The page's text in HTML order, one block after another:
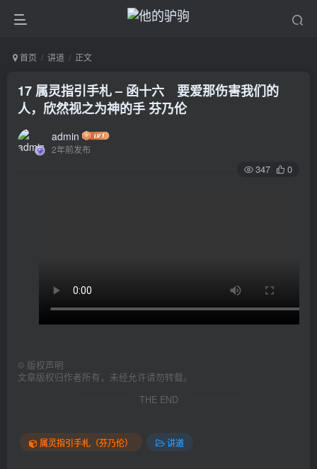
首页 讲道 正文
17 属灵指引手札 – 函十六 要爱那伤害我们的
人，欣然视之为神的手 芬乃伦
admin
2年前发布
347 0
© 版权声明
文章版权归作者所有，未经允许请勿转载。
THE END
属灵指引手札（芬乃伦） 讲道